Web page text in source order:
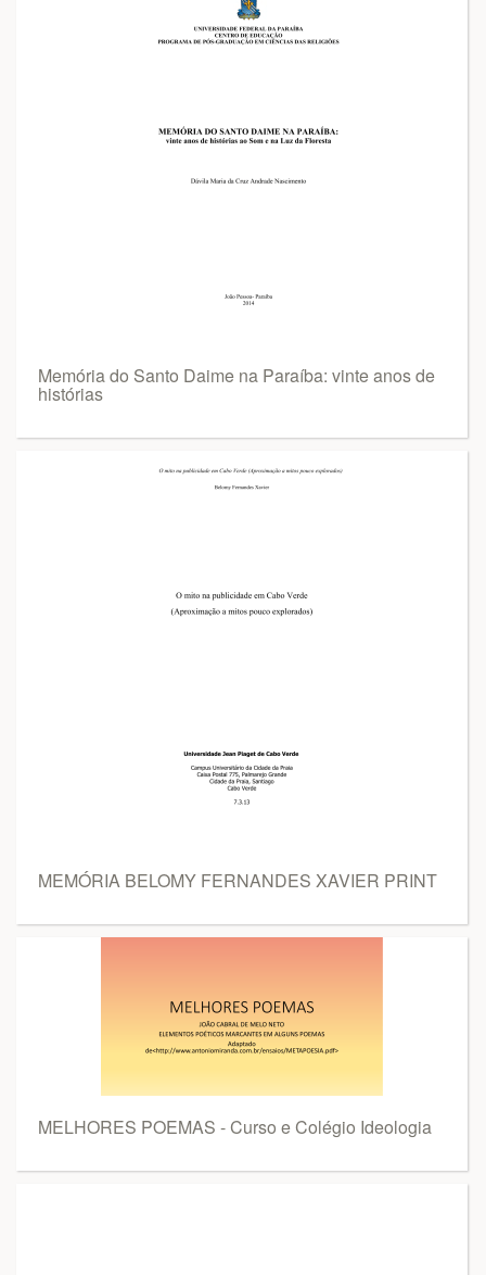
Memória do Santo Daime na Paraíba: vinte anos de
histórias
MEMÓRIA BELOMY FERNANDES XAVIER PRINT
MELHORES POEMAS - Curso e Colégio Ideologia